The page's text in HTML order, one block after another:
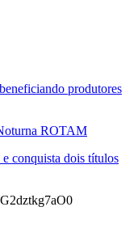
produtores
ROTAM
e conquista dois títulos